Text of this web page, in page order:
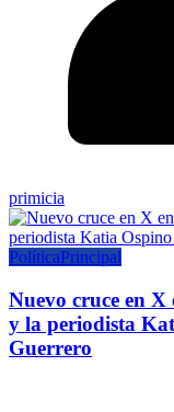
primicia
PolíticaPrincipal
Nuevo cruce en X
y la periodista
Guerrero